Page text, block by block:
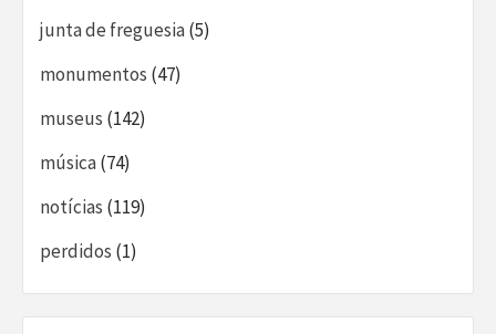
junta de freguesia(5)
monumentos (47)
museus (142)
música(74)
notícias (119)
perdidos (1)